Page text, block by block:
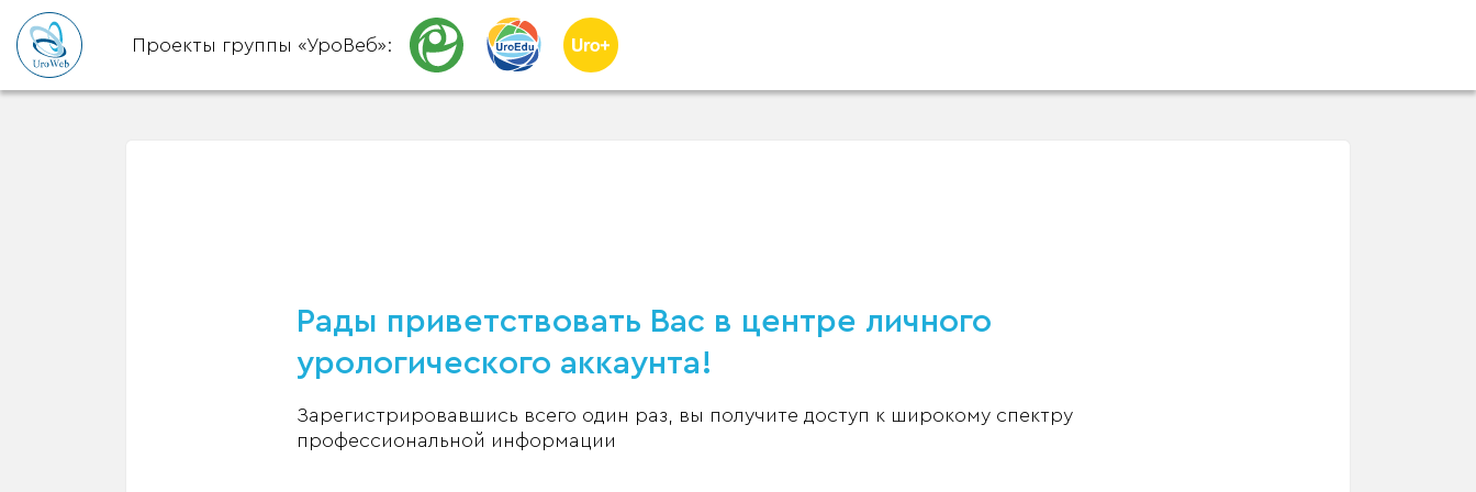
Проекты группы «УроВеб»:
Рады приветствовать Вас в центре личного
урологического аккаунта!
Зарегистрировавшись всего один раз, вы получите доступ к широкому спектру
профессиональной информации